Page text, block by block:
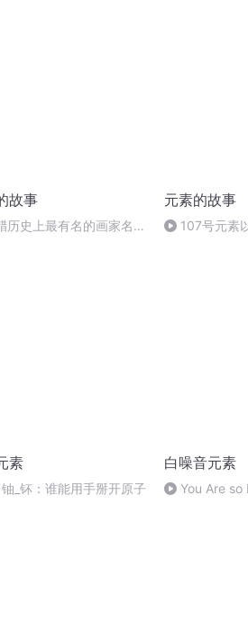
故事
历史上最有名的画家名叫
元素的故事
107号元素
素
_钚：谁能用手掰开原子
白噪音元素
You Are so